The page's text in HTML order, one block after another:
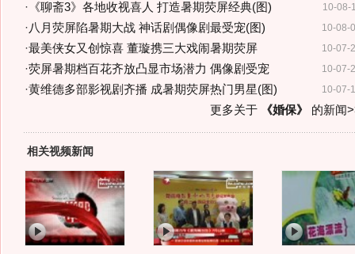
10-08-
· 《聊斋3》各地收视喜人 打造暑期荧屏经典(图)
10-08-
·八月荧屏陷暑期大战 神话剧偶像剧最受宠(图)
10-07-
·最美侠女又创惊喜 董璇携三大戏闹暑期荧屏
10-07-
·荧屏暑期档百花齐放凸显市场潜力 偶像剧受宠
10-07-
·黄维德多部影视剧齐播 成暑期荧屏热门男星(图)
更多关于
《婚保》 的新闻
相关视频新闻